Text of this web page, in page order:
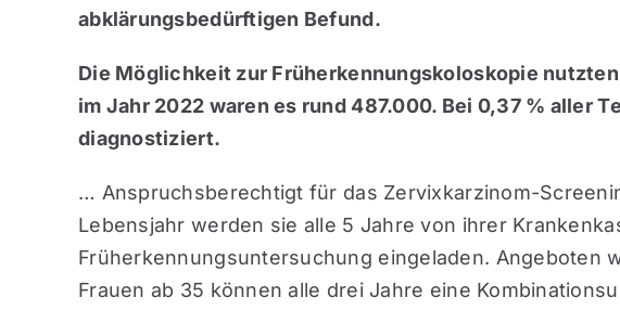
abklärungsbedürftigen Befund.
Die Möglichkeit zur Früherkennungskoloskopie
im Jahr 2022 waren es rund 487.000. Bei 0,37 % aller
diagnostiziert.
… Anspruchsberechtigt für das Zervixkarzinom-
Lebensjahr werden sie alle 5 Jahre von ihrer
Früherkennungsuntersuchung eingeladen. Angeboten
Frauen ab 35 können alle drei Jahre eine